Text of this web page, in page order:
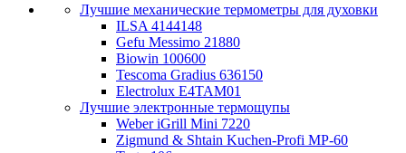
Лучшие механические термометры для духовки
ILSA 4144148
Gefu Messimo 21880
Biowin 100600
Tescoma Gradius 636150
Electrolux E4TAM01
Лучшие электронные термощупы
Weber iGrill Mini 7220
Zigmund & Shtain Kuchen-Profi MP-60